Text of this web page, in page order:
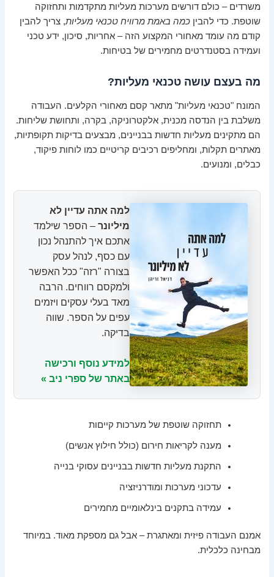
משרדים – כולם דורשים מערכות מעליות מתקדמות ותחזוקה
שוטפת. כדי להביןכמה באמת מרוויח טכנאי מעליות, צריך להבין
קודם מה עומד מאחורי המקצוע הזה – אחריות, סיכון, ידע טכני
ועמידה בסטנדרטים מחמירים של בטיחות.
מה בעצם עושה טכנאי מעליות?
המונח "טכנאי מעליות" מתאר קסם מאחורי הקלעים. העבודה
משלבת בין הנדסה מכנית, אלקטרוניקה, בקרה, ותחושת שליחות.
הם מתקינים מעליות חדשות בבניינים, מבצעים בדיקות תקופתיות,
מאתרים תקלות, ומחליפים רכיבים קריטיים כמו לוחות פיקוד,
כבלים, ומנועים.
למה אתה עדיין לא
מיליונר – הספר שילמד
אתכם איך להתנהל נכון
עם כסף, לנהל עסק
בצורה "רזה" ככל האפשר
ולמקסם רווחים. הרבה
מאד בעלי עסקים ויזמים
עפים על הספר. שווה
בדיקה.
למידע נוסף ורכישה
באתר של ספרי ניב »
תחזוקה שוטפת של מערכות קייםות
מענה לקריאות חירום (כולל חילוץ אנשים)
התקנת מעליות חדשות בבניינים עסוקי בנייה
עדכוני מערכות ומודרניזציה
עמידה בתקנים בינלאומיים מחמירים
אמנם העבודה פיזית ומאתגרת – אבל גם מספקת מאוד. במיוחד
מבחינה כלכלית.